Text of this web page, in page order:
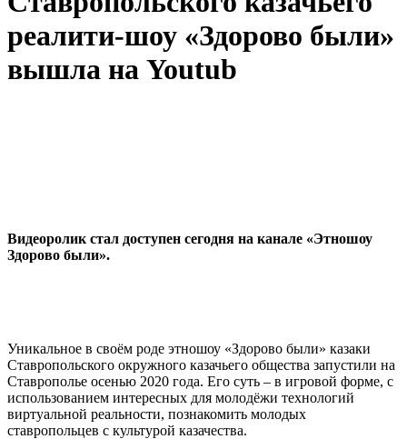
реалити-шоу «Здорово были»
вышла на Youtub
Видеоролик стал доступен сегодня на канале «Этношоу
Здорово были».
Уникальное в своём роде этношоу «Здорово были» казаки
Ставропольского окружного казачьего общества запустили на
Ставрополье осенью 2020 года. Его суть – в игровой форме, с
использованием интересных для молодёжи технологий
виртуальной реальности, познакомить молодых
ставропольцев с культурой казачества.